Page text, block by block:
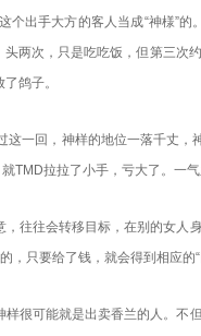
出手大方的客人当成“神様”
两次，只是吃吃饭，但第三次
鸽子。
一回，神样的地位一落千丈，
TMD拉拉了小手，亏大了。一气
往往会转移目标，在别的女人
只要给了钱，就会得到相应的“
很可能就是出卖香兰的人。不